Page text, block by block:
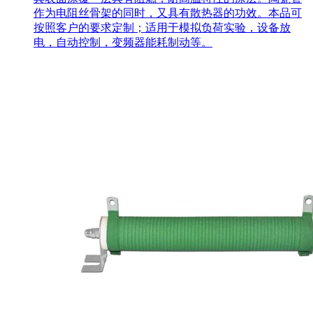
作为电阻丝骨架的同时，又具有散热器的功效。本品可
按照客户的要求定制；适用于模拟负荷实验，设备放
电，自动控制，变频器能耗制动等。